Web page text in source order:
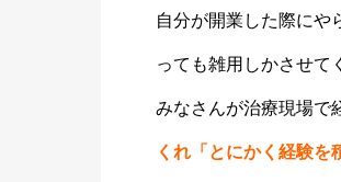
自分が開業した際にや
っても雑用しかさせて
みなさんが治療現場で
くれ「とにかく経験